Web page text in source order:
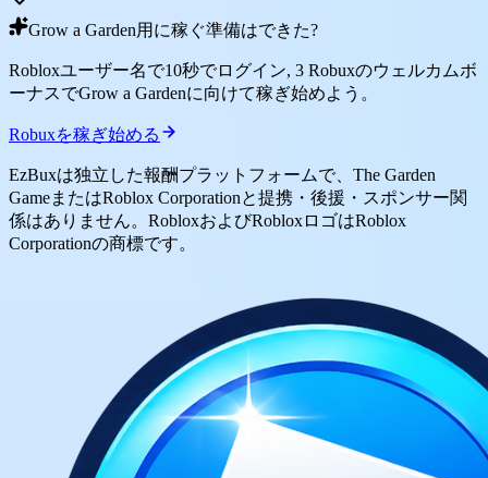
Grow a Garden用に稼ぐ準備はできた?
Robloxユーザー名で10秒でログイン, 3 Robuxのウェルカムボ
ーナスでGrow a Gardenに向けて稼ぎ始めよう。
Robuxを稼ぎ始める
EzBuxは独立した報酬プラットフォームで、The Garden
GameまたはRoblox Corporationと提携・後援・スポンサー関
係はありません。RobloxおよびRobloxロゴはRoblox
Corporationの商標です。